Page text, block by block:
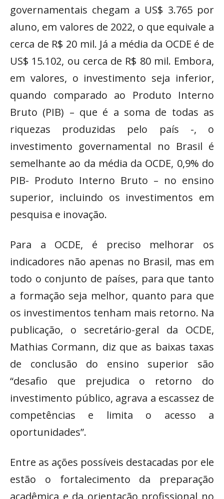
governamentais chegam a US$ 3.765 por
aluno, em valores de 2022, o que equivale a
cerca de R$ 20 mil. Já a média da OCDE é de
US$ 15.102, ou cerca de R$ 80 mil. Embora,
em valores, o investimento seja inferior,
quando comparado ao Produto Interno
Bruto (PIB) – que é a soma de todas as
riquezas produzidas pelo país -, o
investimento governamental no Brasil é
semelhante ao da média da OCDE, 0,9% do
PIB- Produto Interno Bruto – no ensino
superior, incluindo os investimentos em
pesquisa e inovação.
Para a OCDE, é preciso melhorar os
indicadores não apenas no Brasil, mas em
todo o conjunto de países, para que tanto
a formação seja melhor, quanto para que
os investimentos tenham mais retorno. Na
publicação, o secretário-geral da OCDE,
Mathias Cormann, diz que as baixas taxas
de conclusão do ensino superior são
“desafio que prejudica o retorno do
investimento público, agrava a escassez de
competências e limita o acesso a
oportunidades”.
Entre as ações possíveis destacadas por ele
estão o fortalecimento da preparação
acadêmica e da orientação profissional no